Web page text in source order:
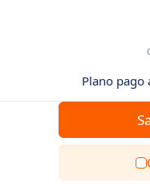
Plano pago